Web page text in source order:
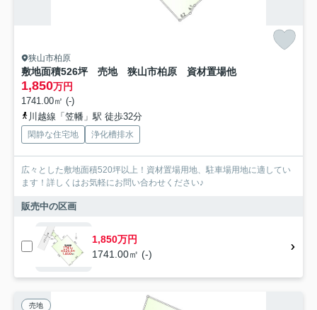
狭山市柏原
敷地面積526坪 売地 狭山市柏原 資材置場他
1,850万円
1741.00㎡ (-)
川越線「笠幡」駅 徒歩32分
閑静な住宅地 浄化槽排水
広々とした敷地面積520坪以上！資材置場用地、駐車場用地に適してい
ます！詳しくはお気軽にお問い合わせください♪
販売中の区画
1,850万円
1741.00㎡ (-)
売地